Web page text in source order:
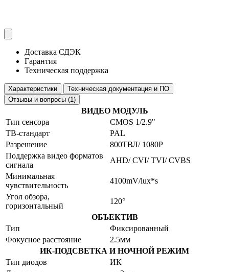
Доставка СДЭК
Гарантия
Техническая поддержка
Характеристики
Техническая документация и ПО
Отзывы и вопросы (1)
ВИДЕО МОДУЛЬ
Тип сенсора
CMOS 1/2.9"
ТВ-стандарт
PAL
Разрешение
800ТВЛ/ 1080P
Поддержка видео форматов
сигнала
AHD/ CVI/ TVI/ CVBS
Минимальная
чувствительность
4100mV/lux*s
Угол обзора,
горизонтальный
120°
ОБЪЕКТИВ
Тип
Фиксированный
Фокусное расстояние
2.5мм
ИК-ПОДСВЕТКА И НОЧНОЙ РЕЖИМ
Тип диодов
ИК